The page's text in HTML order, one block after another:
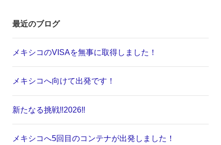
最近のブログ
メキシコのVISAを無事に取得しました！
メキシコへ向けて出発です！
新たなる挑戦‼️2026‼️
メキシコへ5回目のコンテナが出発しました！